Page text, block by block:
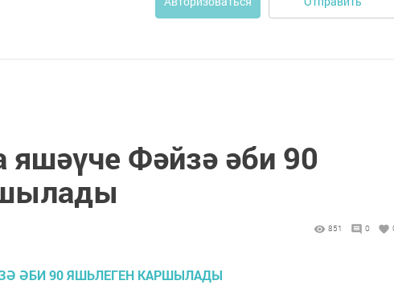
яшәүче Фәйзә әби 90
851 0